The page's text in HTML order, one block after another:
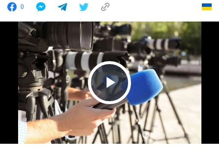
0
Play Video